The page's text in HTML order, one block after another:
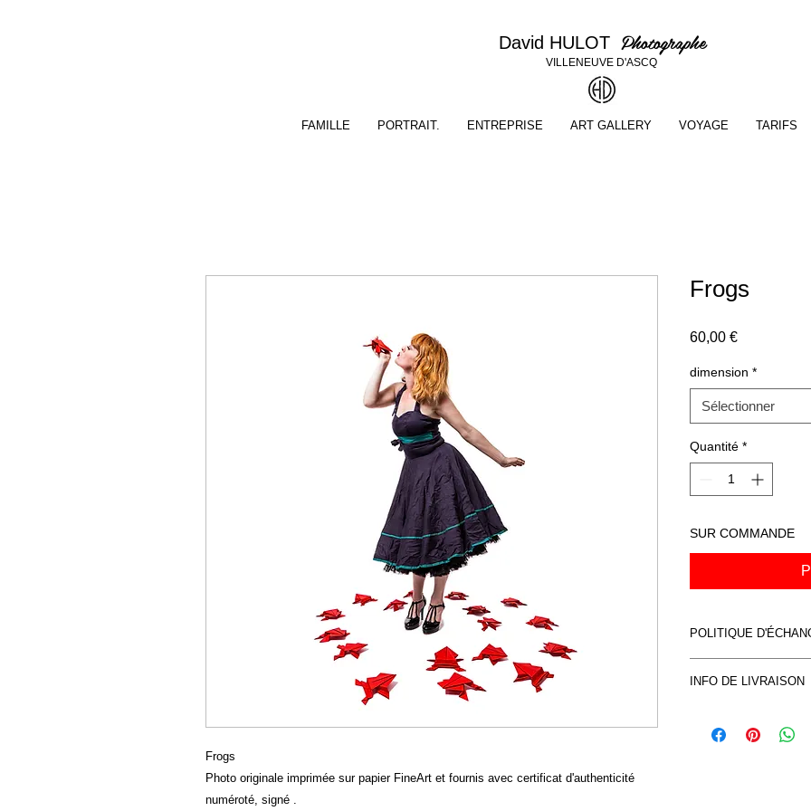
David HULOT Photographe
VILLENEUVE D'ASCQ
FAMILLE PORTRAIT. ENTREPRISE ART GALLERY VOYAGE TARIFS
Frogs
Photo originale imprimée sur papier FineArt et fournis avec certificat d'authenticité
numéroté, signé .
Frogs
60,00 €Prix
dimension *
Sélectionner
Quantité *
SUR COMMANDE
POLITIQUE
INFO DE LIVRAISON